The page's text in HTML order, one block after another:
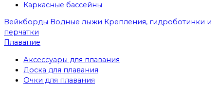
Каркасные бассейны
Вейкборды Водные лыжи Крепления, гидроботинки и
перчатки
Плавание
Аксессуары для плавания
Доска для плавания
Очки для плавания